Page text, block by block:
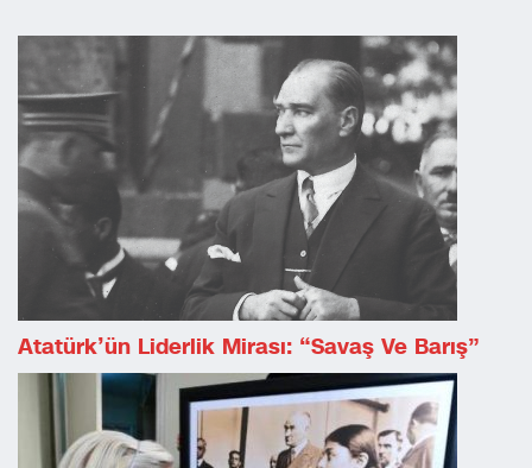
Atatürk’ün Liderlik Mirası: “Savaş Ve Barış”